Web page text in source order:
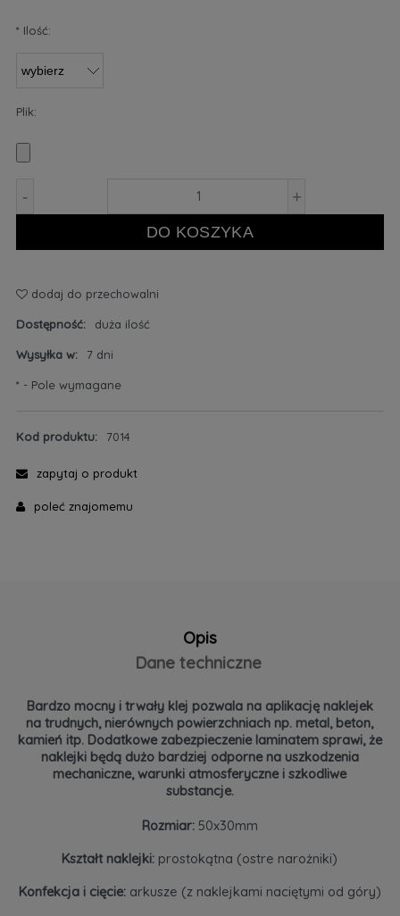
* Ilość:
Plik:
- +
DO KOSZYKA
dodaj do przechowalni
Dostępność: duża ilość
Wysyłka w: 7 dni
* - Pole wymagane
Kod produktu: 7014
zapytaj o produkt
poleć znajomemu
Opis
Dane techniczne
Bardzo mocny i trwały klej pozwala na aplikację naklejek
na trudnych, nierównych powierzchniach np. metal, beton,
kamień itp. Dodatkowe zabezpieczenie laminatem sprawi, że
naklejki będą dużo bardziej odporne na uszkodzenia
mechaniczne, warunki atmosferyczne i szkodliwe
substancje.
Rozmiar: 50x30mm
Kształt naklejki: prostokątna (ostre narożniki)
Konfekcja i cięcie:arkusze (z naklejkami naciętymi od góry)